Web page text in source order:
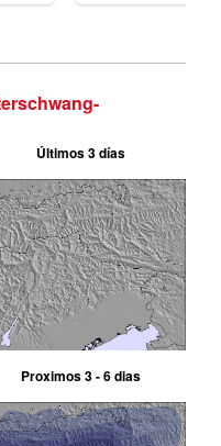
Últimos 3 días
Proximos 3 - 6 dias